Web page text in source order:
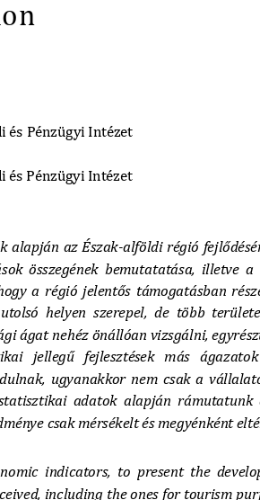
és Pénzügyi Intézet
és Pénzügyi Intézet
alapján az Észak-alföldi régió
összegének bemutatatása, illetve
a régió jelentős támogatásban
helyen szerepel, de több
ágat nehéz önállóan vizsgálni,
jellegű  fejlesztések  más
ugyanakkor nem csak a
adatok alapján rámutatunk
e csak mérsékelt és megyénként
indicators,  to  present  the
including the ones for tourism